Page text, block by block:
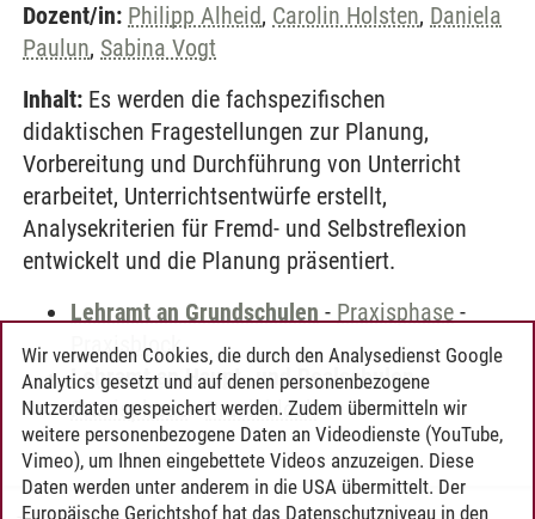
Dozent/in: Philipp Alheid, Carolin Holsten, Daniela
Paulun, Sabina Vogt
Inhalt: Es werden die fachspezifischen
didaktischen Fragestellungen zur Planung,
Vorbereitung und Durchführung von Unterricht
erarbeitet, Unterrichtsentwürfe erstellt,
Analysekriterien für Fremd- und Selbstreflexion
entwickelt und die Planung präsentiert.
Lehramt an Grundschulen - Praxisphase -
Praxisblock
Lehramt an Haupt- und Realschulen-
Praxisphase-Praxisblock
Wir verwenden Cookies, die durch den Analysedienst Google
Analytics gesetzt und auf denen personenbezogene
Nutzerdaten gespeichert werden. Zudem übermitteln wir
weitere personenbezogene Daten an Videodienste (YouTube,
Vimeo), um Ihnen eingebettete Videos anzuzeigen. Diese
Daten werden unter anderem in die USA übermittelt. Der
Europäische Gerichtshof hat das Datenschutzniveau in den